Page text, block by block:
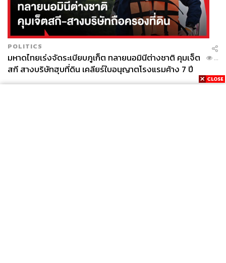
POLITICS
มหาดไทยเร่งจัดระเบียบภูเก็ต ทลายนอมินีต่างชาติ คุมเจ็ต
สกี สางบริษัทฮุบที่ดิน เคลียร์ใบอนุญาตโรงแรมค้าง 7 ปี
...